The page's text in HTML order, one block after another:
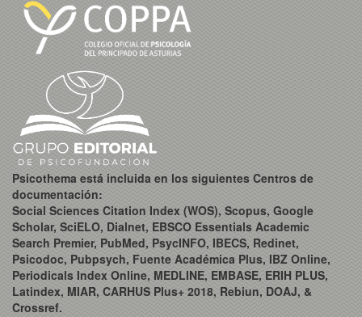
Psicothema está incluida en los siguientes Centros de
documentación:
Social Sciences Citation Index (WOS), Scopus, Google
Scholar, SciELO, Dialnet, EBSCO Essentials Academic
Search Premier, PubMed, PsycINFO, IBECS, Redinet,
Psicodoc, Pubpsych, Fuente Académica Plus, IBZ Online,
Periodicals Index Online, MEDLINE, EMBASE, ERIH PLUS,
Latindex, MIAR, CARHUS Plus+ 2018, Rebiun, DOAJ, &
Crossref.